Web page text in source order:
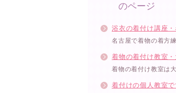
のページ
浴衣の着付け講座
名古屋で着物の着方
着物の着付け教室
着物の着付け教室は
着付けの個人教室